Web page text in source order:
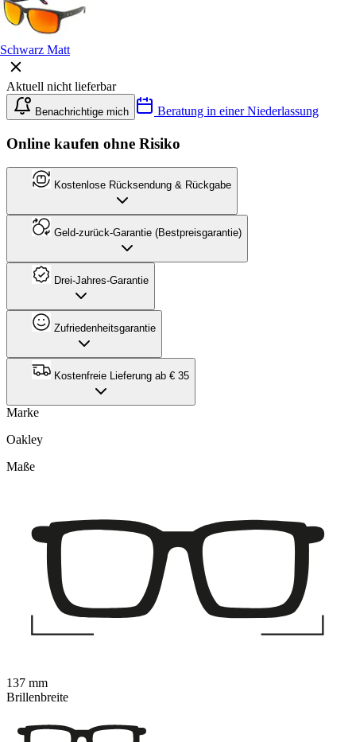
Schwarz Matt
Aktuell nicht lieferbar
Benachrichtige mich Beratung in einer Niederlassung
Online kaufen ohne Risiko
Kostenlose Rücksendung & Rückgabe
Geld-zurück-Garantie (Bestpreisgarantie)
Drei-Jahres-Garantie
Zufriedenheitsgarantie
Kostenfreie Lieferung ab € 35
Marke
Oakley
Maße
137 mm
Brillenbreite